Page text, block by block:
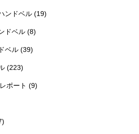
ンドベル(19)
ドベル(8)
ベル(39)
(223)
ポート (9)